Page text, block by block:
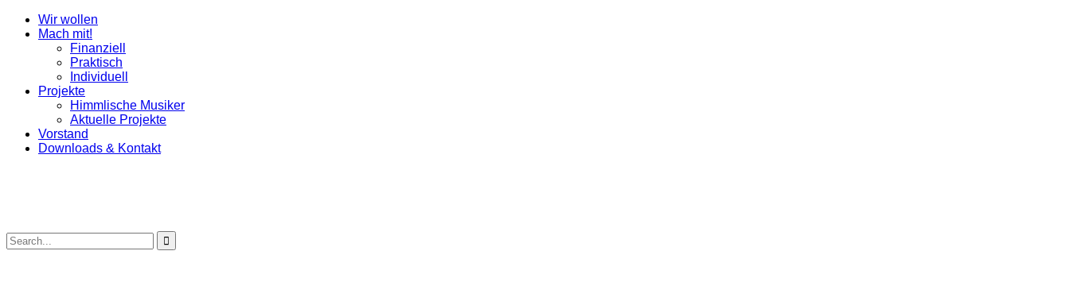
Wir wollen
Mach mit!
Finanziell
Praktisch
Individuell
Projekte
Himmlische Musiker
Aktuelle Projekte
Vorstand
Downloads & Kontakt